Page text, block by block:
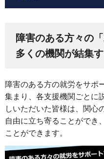
障害のある方々の
多くの機関が結集
障害のある方の就労をサポ
集まり、各支援機関ごとに
しいただいた皆様は、関心
自由に立ち寄ることができ
ことができます。